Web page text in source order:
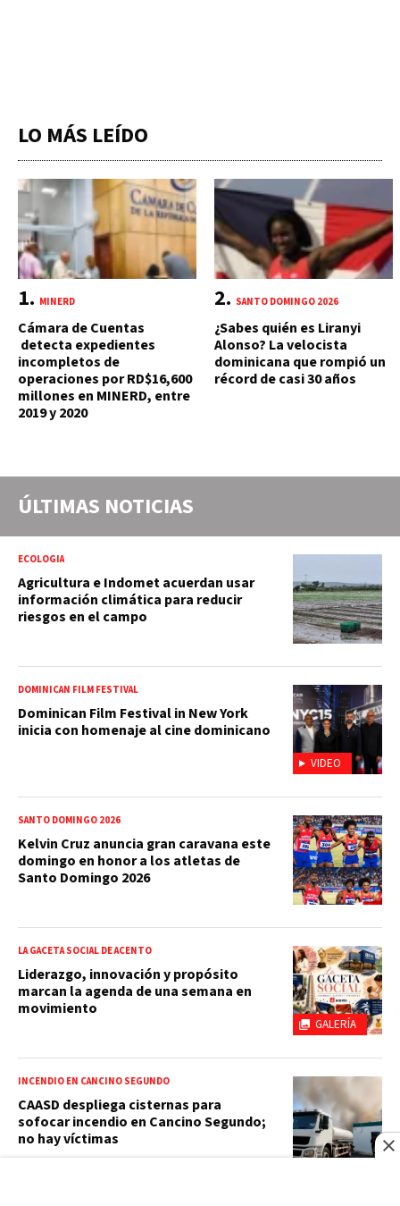
LO MÁS LEÍDO
MINERD
Cámara de Cuentas
detecta expedientes
incompletos de
operaciones por RD$16,600
millones en MINERD, entre
2019 y 2020
SANTO DOMINGO 2026
¿Sabes quién es Liranyi
Alonso? La velocista
dominicana que rompió un
récord de casi 30 años
ÚLTIMAS NOTICIAS
ECOLOGIA
Agricultura e Indomet acuerdan usar
información climática para reducir
riesgos en el campo
VIDEO
DOMINICAN FILM FESTIVAL
Dominican Film Festival in New York
inicia con homenaje al cine dominicano
SANTO DOMINGO 2026
Kelvin Cruz anuncia gran caravana este
domingo en honor a los atletas de
Santo Domingo 2026
GALERÍA
LA GACETA SOCIAL DE ACENTO
Liderazgo, innovación y propósito
marcan la agenda de una semana en
movimiento
INCENDIO EN CANCINO SEGUNDO
CAASD despliega cisternas para
sofocar incendio en Cancino Segundo;
no hay víctimas